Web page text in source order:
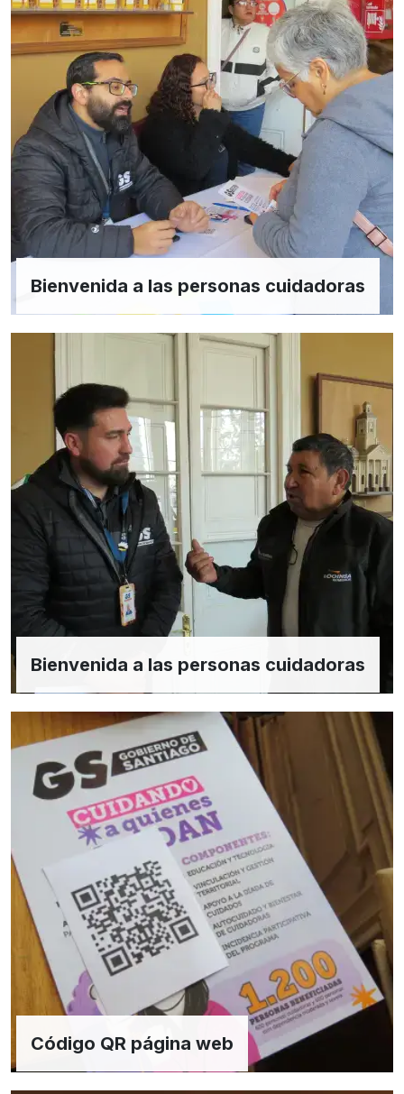
Bienvenida a las personas cuidadoras
Bienvenida a las personas cuidadoras
Código QR página web